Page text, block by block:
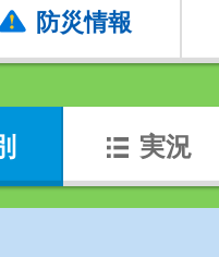
防災情報
実況